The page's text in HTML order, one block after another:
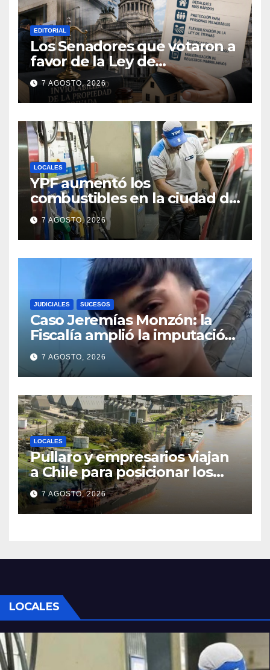
EDITORIAL
Los Senadores que votaron a
favor de la Ley de
extranjerización de tierras
7 AGOSTO, 2026
LOCALES
YPF aumentó los
combustibles en la ciudad de
Santa Fe: la nafta súper
superó los $2.100 y llenar el
tanque cuesta más de
$94.000
7 AGOSTO, 2026
JUDICIALES SUCESOS
Caso Jeremías Monzón: la
Fiscalía amplió la imputación
contra la menor acusada del
crimen y la causa se
encamina al juicio por jurados
7 AGOSTO, 2026
LOCALES
Pullaro y empresarios viajan
a Chile para posicionar los
puertos del sur de Santa Fe
como salida para las
exportaciones mineras
7 AGOSTO, 2026
LOCALES